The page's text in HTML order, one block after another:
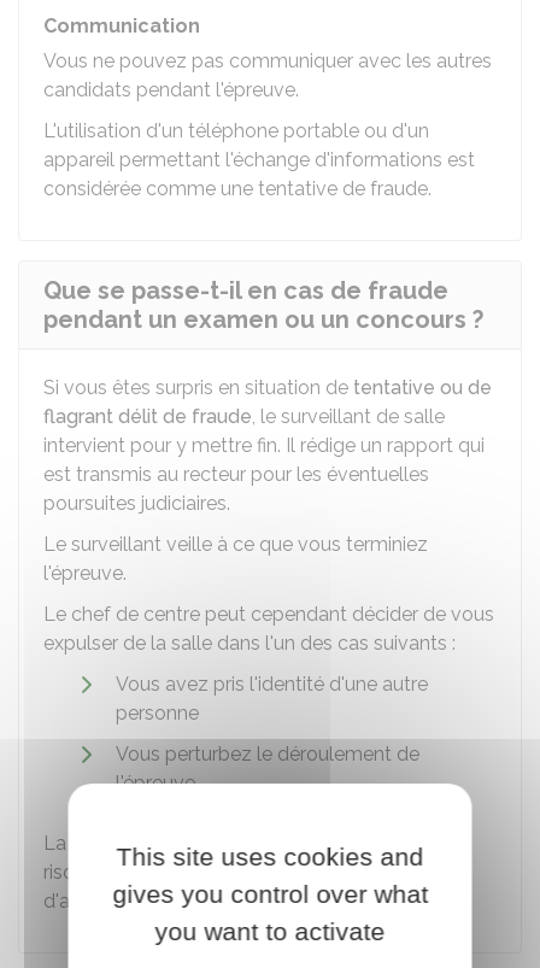
Communication
Vous ne pouvez pas communiquer avec les autres
candidats pendant l'épreuve.
L'utilisation d'un téléphone portable ou d'un
appareil permettant l'échange d'informations est
considérée comme une tentative de fraude.
Que se passe-t-il en cas de fraude
pendant un examen ou un concours ?
Si vous êtes surpris en situation de tentative ou de
flagrant délit de fraude, le surveillant de salle
intervient pour y mettre fin. Il rédige un rapport qui
est transmis au recteur pour les éventuelles
poursuites judiciaires.
Le surveillant veille à ce que vous terminiez
l'épreuve.
Le chef de centre peut cependant décider de vous
expulser de la salle dans l'un des cas suivants :
Vous avez pris l'identité d'une autre
personne
Vous perturbez le déroulement de
l'épreuve.
La fraude est un
. Vous et vos complices
risquez jusqu'à 3 ans de prison et9 000 €
d'amende.
This site uses cookies and
gives you control over what
you want to activate